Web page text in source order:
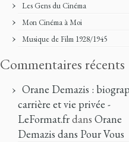
Les Gens du Cinéma
Mon Cinéma à Moi
Musique de Film 1928/1945
Commentaires récents
Orane Demazis :
carrière et vie privée -
LeFormat.frdans Orane
Demazis dans Pour Vous